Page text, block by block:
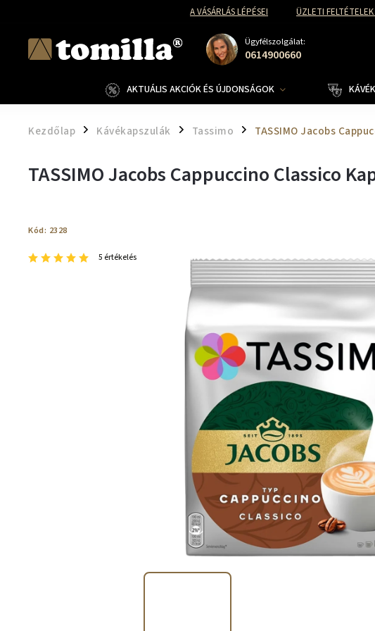
A VÁSÁRLÁS LÉPÉSEI ÜZLETI
Ügyfélszolgálat:
0614900660
AKTUÁLIS AKCIÓK ÉS ÚJDONSÁGOK
Kezdőlap / Kávékapszulák / Tassimo / TASSIMO Jacobs
TASSIMO Jacobs Cappuccino Classico
Kód: 2328
5 értékelés